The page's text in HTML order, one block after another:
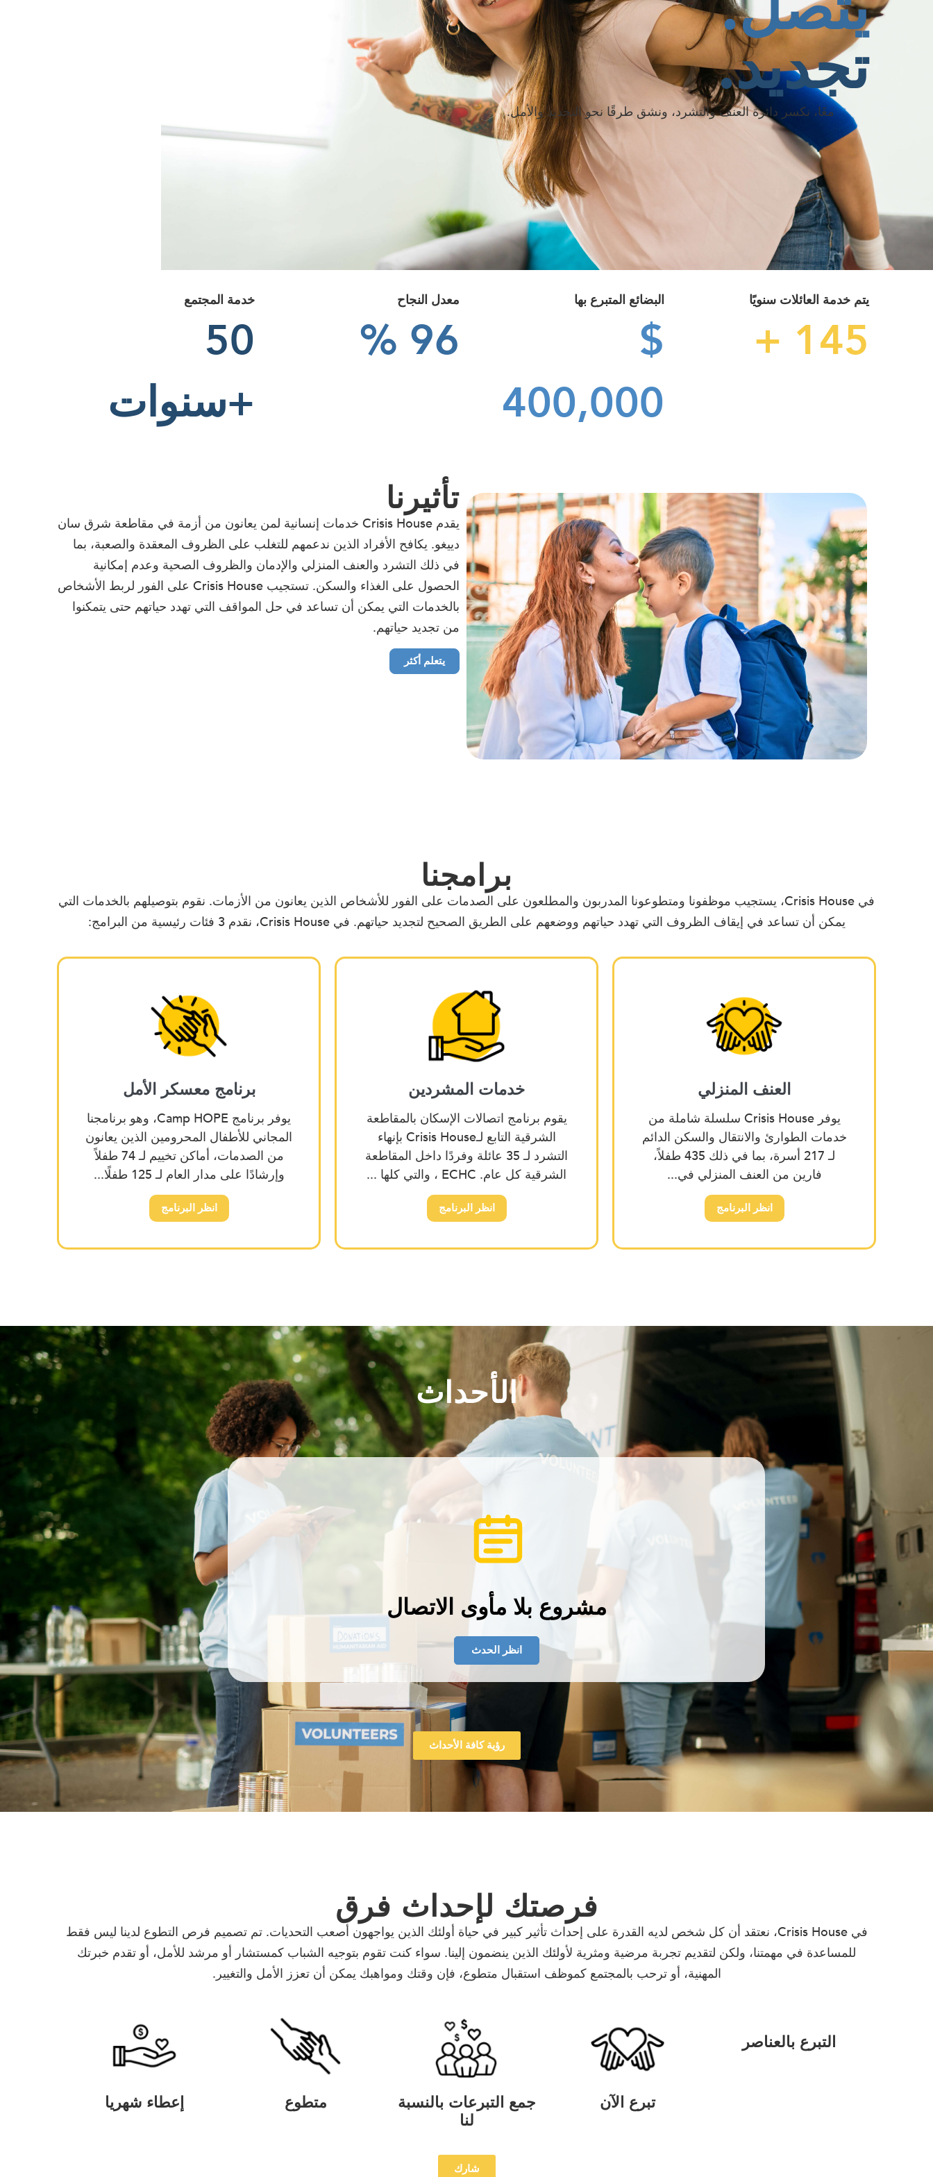
تجديد.
معًا، نكسر دائرة العنف والتشرد، ونشق طرقًا نحو التجديد والأمل.
يتم خدمة العائلات سنويًا
145
+
البضائع المتبرع بها
$
400,000
معدل النجاح
96
%
خدمة المجتمع
50
+سنوات
تأثيرنا
يقدم Crisis House خدمات إنسانية لمن يعانون من أزمة في مقاطعة شرق سان
دييغو. يكافح الأفراد الذين ندعمهم للتغلب على الظروف المعقدة والصعبة، بما
في ذلك التشرد والعنف المنزلي والإدمان والظروف الصحية وعدم إمكانية
الحصول على الغذاء والسكن. تستجيب Crisis House على الفور لربط الأشخاص
بالخدمات التي يمكن أن تساعد في حل المواقف التي تهدد حياتهم حتى يتمكنوا
من تجديد حياتهم.
يتعلم أكثر
برامجنا
في Crisis House، يستجيب موظفونا ومتطوعونا المدربون والمطلعون على الصدمات على الفور للأشخاص الذين يعانون من الأزمات. نقوم بتوصيلهم بالخدمات التي
يمكن أن تساعد في إيقاف الظروف التي تهدد حياتهم ووضعهم على الطريق الصحيح لتجديد حياتهم. في Crisis House، نقدم 3 فئات رئيسية من البرامج:
العنف المنزلي
يوفر Crisis House سلسلة شاملة من
خدمات الطوارئ والانتقال والسكن الدائم
لـ 217 أسرة، بما في ذلك 435 طفلاً،
فارين من العنف المنزلي في...
انظر البرنامج
خدمات المشردين
يقوم برنامج اتصالات الإسكان بالمقاطعة
الشرقية التابع لـCrisis House بإنهاء
التشرد لـ 35 عائلة وفردًا داخل المقاطعة
الشرقية كل عام. ECHC ، والتي كلها ...
انظر البرنامج
برنامج معسكر الأمل
يوفر برنامج Camp HOPE، وهو برنامجنا
المجاني للأطفال المحرومين الذين يعانون
من الصدمات، أماكن تخييم لـ 74 طفلاً
وإرشادًا على مدار العام لـ 125 طفلًا...
انظر البرنامج
الأحداث
مشروع بلا مأوى الاتصال
انظر الحدث
Off
رؤية كافة الأحداث
فرصتك لإحداث فرق
في Crisis House، نعتقد أن كل شخص لديه القدرة على إحداث تأثير كبير في حياة أولئك الذين يواجهون أصعب التحديات. تم تصميم فرص التطوع لدينا ليس فقط
للمساعدة في مهمتنا، ولكن لتقديم تجربة مرضية ومثرية لأولئك الذين ينضمون إلينا. سواء كنت تقوم بتوجيه الشباب كمستشار أو مرشد للأمل، أو تقدم خبرتك
المهنية، أو ترحب بالمجتمع كموظف استقبال متطوع، فإن وقتك ومواهبك يمكن أن تعزز الأمل والتغيير.
التبرع بالعناصر
تبرع الآن
جمع التبرعات بالنسبة
لنا
متطوع إعطاء شهريا
شارك